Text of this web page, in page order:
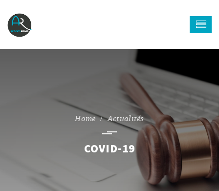
Actualités
COVID-19